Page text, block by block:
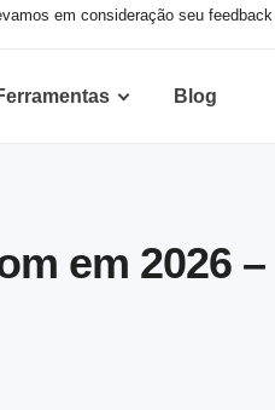
em consideração seu
Blog
em 2026